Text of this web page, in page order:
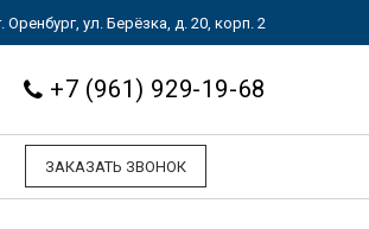
Оренбург, ул. Берёзка, д. 20, корп. 2
+7 (961) 929-19-68
ЗАКАЗАТЬ ЗВОНОК